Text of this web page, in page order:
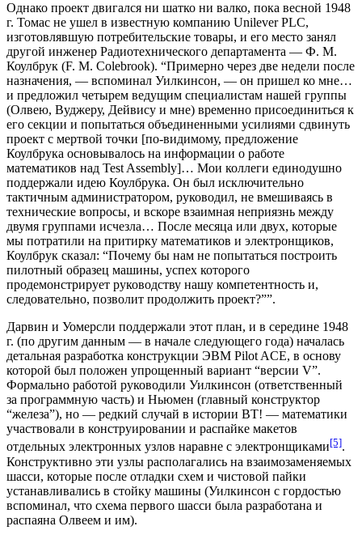
Однако проект двигался ни шатко ни валко, пока весной 1948
г. Томас не ушел в известную компанию Unilever PLC,
изготовлявшую потребительские товары, и его место занял
другой инженер Радиотехнического департамента — Ф. М.
Коулбрук (F. M. Colebrook). “Примерно через две недели после
назначения, — вспоминал Уилкинсон, — он пришел ко мне…
и предложил четырем ведущим специалистам нашей группы
(Олвею, Вуджеру, Дейвису и мне) временно присоединиться к
его секции и попытаться объединенными усилиями сдвинуть
проект с мертвой точки [по-видимому, предложение
Коулбрука основывалось на информации о работе
математиков над Test Assembly]… Мои коллеги единодушно
поддержали идею Коулбрука. Он был исключительно
тактичным администратором, руководил, не вмешиваясь в
технические вопросы, и вскоре взаимная неприязнь между
двумя группами исчезла… После месяца или двух, которые
мы потратили на притирку математиков и электронщиков,
Коулбрук сказал: “Почему бы нам не попытаться построить
пилотный образец машины, успех которого
продемонстрирует руководству нашу компетентность и,
следовательно, позволит продолжить проект?””.
Дарвин и Уомерсли поддержали этот план, и в середине 1948
г. (по другим данным — в начале следующего года) началась
детальная разработка конструкции ЭВМ Pilot ACE, в основу
которой был положен упрощенный вариант “версии V”.
Формально работой руководили Уилкинсон (ответственный
за программную часть) и Ньюмен (главный конструктор
“железа”), но — редкий случай в истории ВТ! — математики
участвовали в конструировании и распайке макетов
отдельных электронных узлов наравне с электронщиками[5].
Конструктивно эти узлы располагались на взаимозаменяемых
шасси, которые после отладки схем и чистовой пайки
устанавливались в стойку машины (Уилкинсон с гордостью
вспоминал, что схема первого шасси была разработана и
распаяна Олвеем и им).